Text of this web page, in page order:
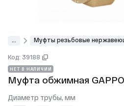
Муфты резьбовые
Код: 39188
НЕТ В НАЛИЧИИ
Муфта обжимная
Диаметр трубы, мм